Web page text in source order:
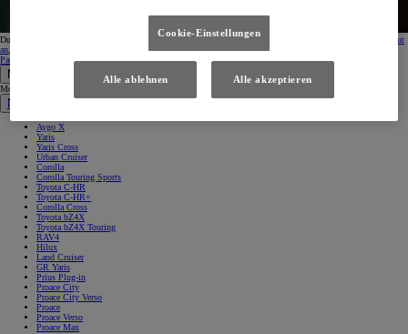
Du hast unser E-Mail nicht erhalten? Vergiss nicht Deinen Spamfolder zu kontrollieren oder melde Dich
erneut
an, nachdem ein Problem mit der eingegebenen E-Mail-Adresse bestehen könnte.
Partnersuche
Probefahrt reservierenKontakt
Modelle
Modelle
Neuwagen
Aygo X
Yaris
Yaris Cross
Urban Cruiser
Corolla
Corolla Touring Sports
Toyota C-HR
Toyota C-HR+
Corolla Cross
Toyota bZ4X
Toyota bZ4X Touring
RAV4
Hilux
Land Cruiser
GR Yaris
Prius Plug-in
Proace City
Proace City Verso
Proace
Proace Verso
Proace Max
Cookie-Einstellungen
Alle ablehnen Alle akzeptieren